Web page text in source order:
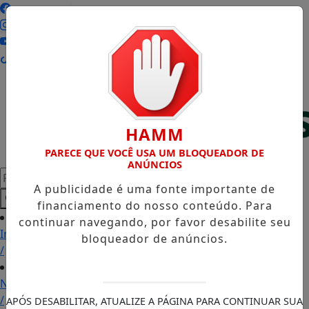
Pesquisar Notícia
Início
/
Notícias
/
HAMM
PARECE QUE VOCÊ USA UM BLOQUEADOR DE
ANÚNCIOS
A publicidade é uma fonte importante de
financiamento do nosso conteúdo. Para
continuar navegando, por favor desabilite seu
bloqueador de anúncios.
APÓS DESABILITAR, ATUALIZE A PÁGINA PARA CONTINUAR SUA